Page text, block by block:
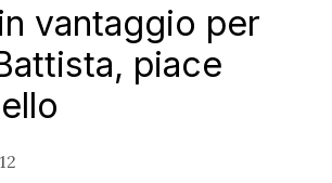
vantaggio per
piace